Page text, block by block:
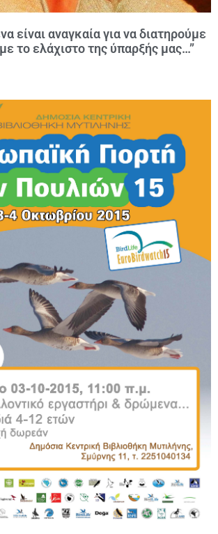
είναι αναγκαία για να διατηρούμε
το ελάχιστο της ύπαρξής μας…”